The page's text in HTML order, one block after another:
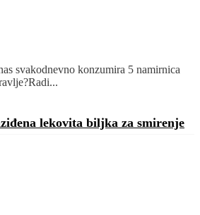
svakodnevno konzumira 5 namirnica
lekovita biljka za smirenje